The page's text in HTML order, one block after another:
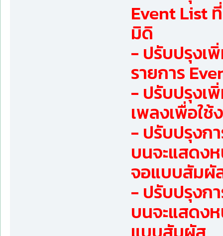
Event List
มิดิ
- ปรับปรุงเ
รายการ
- ปรับปรุงเ
เพลงเพื่อใ
- ปรับปรุงก
บนจะแสดง
จอแบบสัมผั
- ปรับปรุงก
บนจะแสดง